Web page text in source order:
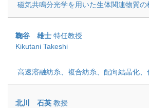
磁気共鳴分光学を用いた生体関連物質の
鞠谷 雄士 特任教授
Kikutani Takeshi
高速溶融紡糸、複合紡糸、配向結晶化、
北川 石英 教授